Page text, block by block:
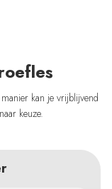
kan je vrijblijvend
keuze.